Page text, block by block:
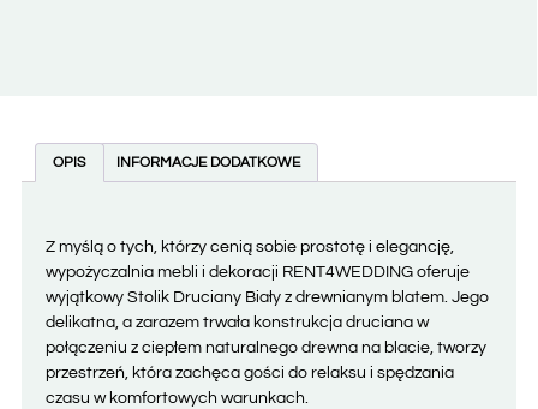
OPIS INFORMACJE DODATKOWE
Z myślą o tych, którzy cenią sobie prostotę i elegancję,
wypożyczalnia mebli i dekoracji RENT4WEDDING oferuje
wyjątkowy Stolik Druciany Biały z drewnianym blatem. Jego
delikatna, a zarazem trwała konstrukcja druciana w
połączeniu z ciepłem naturalnego drewna na blacie, tworzy
przestrzeń, która zachęca gości do relaksu i spędzania
czasu w komfortowych warunkach.